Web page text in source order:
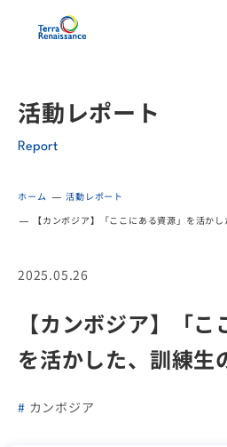
認定NPO法人
活動レポート
Report
ホーム
活動レポート
【カンボジア】「ここにある資源」を活かし
2025.05.26
【カンボジア】「こ
を活かした、訓練生
カンボジア